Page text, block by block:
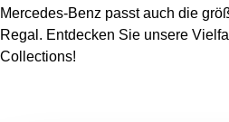
Mercedes-Benz passt auch die
Regal. Entdecken Sie unsere
Collections!